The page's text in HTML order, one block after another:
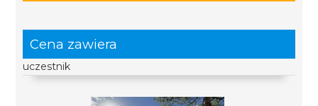
Cena zawiera
uczestnik